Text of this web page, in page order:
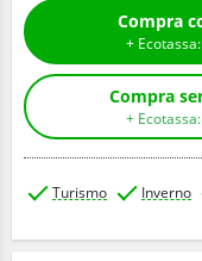
Turismo Inverno